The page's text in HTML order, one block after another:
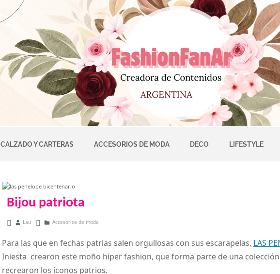
CALZADO Y CARTERAS ACCESORIOS DE MODA DECO LIFESTYLE
Bijou patriota
mayo 24, 2013
Lau Accesorios de moda
Para las que en fechas patrias salen orgullosas con sus escarapelas, LAS
Iniesta crearon este moño hiper fashion, que forma parte de una
recrearon los íconos patrios.